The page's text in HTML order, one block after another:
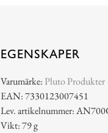
EGENSKAPER
Varumärke: Pluto Produkter
EAN: 7330123007451
Lev. artikelnummer:
Vikt: 79 g